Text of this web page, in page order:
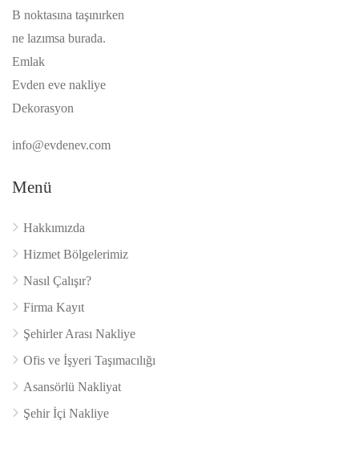
B noktasına taşınırken
ne lazımsa burada.
Emlak
Evden eve nakliye
Dekorasyon
info@evdenev.com
Menü
Hakkımızda
Hizmet Bölgelerimiz
Nasıl Çalışır?
Firma Kayıt
Şehirler Arası Nakliye
Ofis ve İşyeri Taşımacılığı
Asansörlü Nakliyat
Şehir İçi Nakliye